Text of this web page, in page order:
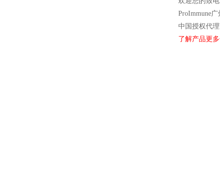
ProImmune广
中国授权代
了解产品更